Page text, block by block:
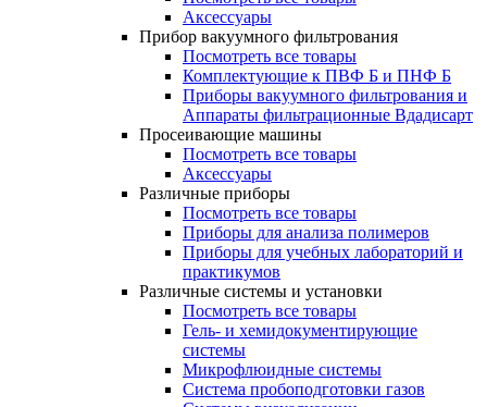
Аксессуары
Прибор вакуумного фильтрования
Посмотреть все товары
Комплектующие к ПВФ Б и ПНФ Б
Приборы вакуумного фильтрования и
Аппараты фильтрационные Вдадисарт
Просеивающие машины
Посмотреть все товары
Аксессуары
Различные приборы
Посмотреть все товары
Приборы для анализа полимеров
Приборы для учебных лабораторий и
практикумов
Различные системы и установки
Посмотреть все товары
Гель- и хемидокументирующие
системы
Микрофлюидные системы
Система пробоподготовки газов